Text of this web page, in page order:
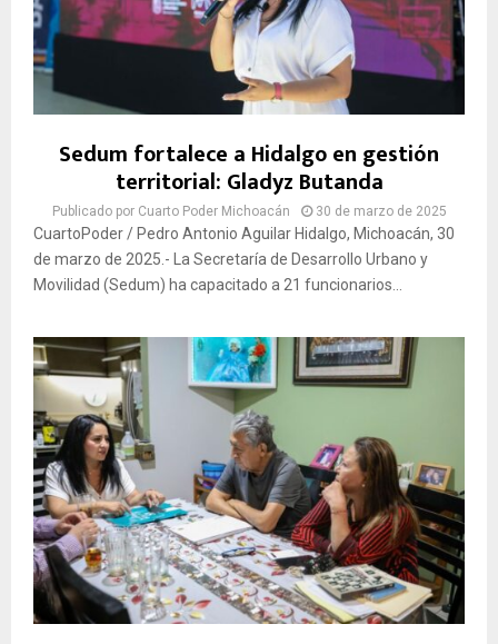
Sedum fortalece a Hidalgo en gestión
territorial: Gladyz Butanda
Publicado por Cuarto Poder Michoacán 30 de marzo de 2025
CuartoPoder / Pedro Antonio Aguilar Hidalgo, Michoacán, 30
de marzo de 2025.- La Secretaría de Desarrollo Urbano y
Movilidad (Sedum) ha capacitado a 21 funcionarios...